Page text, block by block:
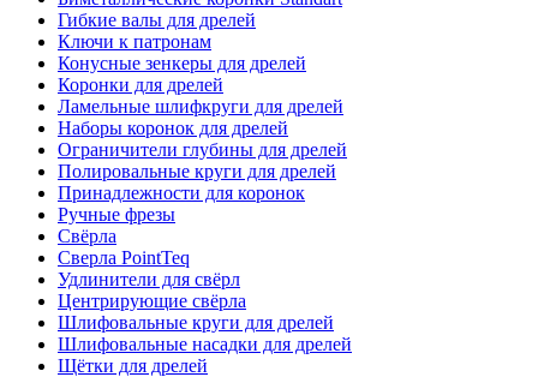
Гибкие валы для дрелей
Ключи к патронам
Конусные зенкеры для дрелей
Коронки для дрелей
Ламельные шлифкруги для дрелей
Наборы коронок для дрелей
Ограничители глубины для дрелей
Полировальные круги для дрелей
Принадлежности для коронок
Ручные фрезы
Свёрла
Сверла PointTeq
Удлинители для свёрл
Центрирующие свёрла
Шлифовальные круги для дрелей
Шлифовальные насадки для дрелей
Щётки для дрелей